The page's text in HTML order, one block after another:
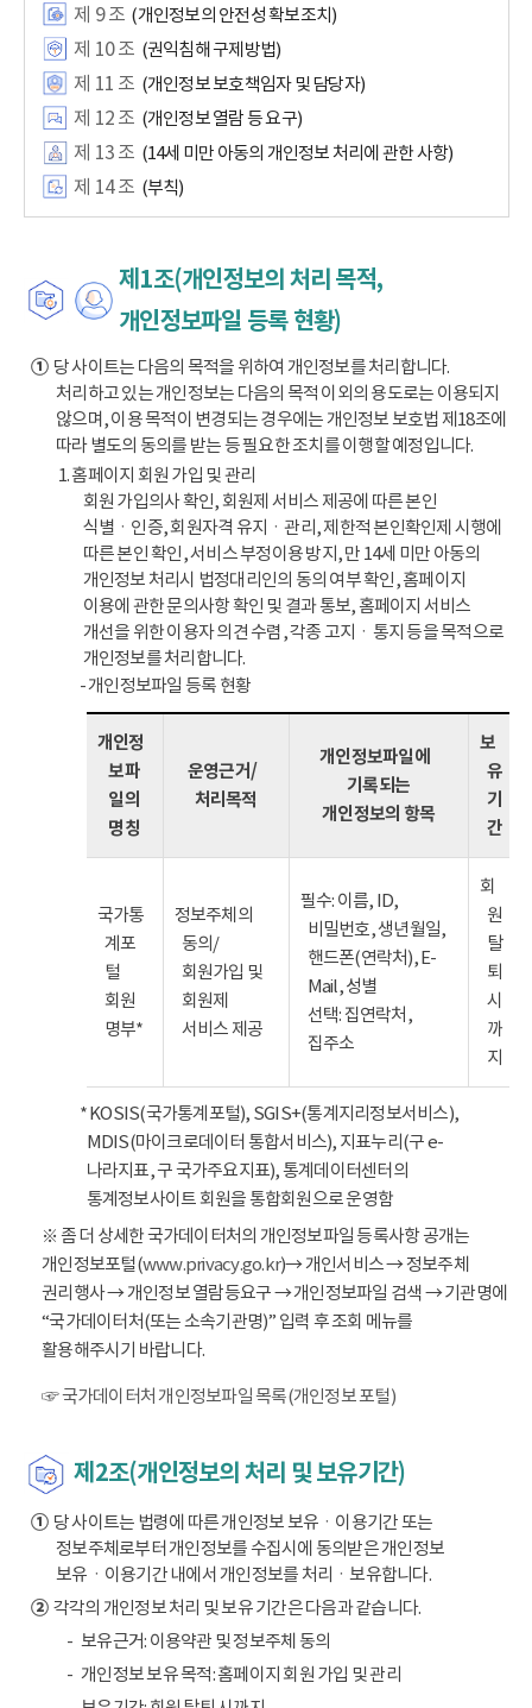
제 9 조 (개인정보의 안전성 확보조치)
제 10 조 (권익침해 구제방법)
제 11 조 (개인정보 보호책임자 및 담당자)
제 12 조 (개인정보 열람 등 요구)
제 13 조 (14세 미만 아동의 개인정보 처리에 관한 사항)
제 14 조 (부칙)
제1조(개인정보의 처리 목적,
개인정보파일 등록 현황)
①당 사이트는 다음의 목적을 위하여 개인정보를 처리합니다.
처리하고 있는 개인정보는 다음의 목적 이외의 용도로는 이용되지
않으며, 이용 목적이 변경되는 경우에는 개인정보 보호법 제18조에
따라 별도의 동의를 받는 등 필요한 조치를 이행할 예정입니다.
1. 홈페이지 회원 가입 및 관리
회원 가입의사 확인, 회원제 서비스 제공에 따른 본인
식별ㆍ인증, 회원자격 유지ㆍ관리, 제한적 본인확인제 시행에
따른 본인 확인, 서비스 부정이용 방지, 만 14세 미만 아동의
개인정보 처리시 법정대리인의 동의 여부 확인, 홈페이지
이용에 관한 문의사항 확인 및 결과 통보, 홈페이지 서비스
개선을 위한 이용자 의견 수렴, 각종 고지ㆍ통지 등을 목적으로
개인정보를 처리합니다.
- 개인정보파일 등록 현황
개인정
보파
일의
명칭
운영근거/
처리목적
개인정보파일에
기록되는
개인정보의 항목
보
유
기
간
국가통
계포
털
회원
명부*
정보주체의
동의/
회원가입 및
회원제
서비스 제공
필수: 이름, ID,
비밀번호, 생년월일,
핸드폰(연락처), E-
Mail, 성별
선택: 집연락처,
집주소
회
원
탈
퇴
시
까
지
* KOSIS(국가통계포털), SGIS+(통계지리정보서비스),
MDIS(마이크로데이터 통합서비스), 지표누리(구 e-
나라지표, 구 국가주요지표), 통계데이터센터의
통계정보사이트 회원을 통합회원으로 운영함
※ 좀 더 상세한 국가데이터처의 개인정보파일 등록사항 공개는
개인정보포털(www.privacy.go.kr)→ 개인서비스 → 정보주체
권리행사 → 개인정보 열람등요구 → 개인정보파일 검색 → 기관명에
“국가데이터처(또는 소속기관명)” 입력 후 조회 메뉴를
활용해주시기 바랍니다.
☞ 국가데이터처 개인정보파일 목록(개인정보 포털)
제2조(개인정보의 처리 및 보유기간)
①당 사이트는 법령에 따른 개인정보 보유ㆍ이용기간 또는
정보주체로부터 개인정보를 수집시에 동의받은 개인정보
보유ㆍ이용기간 내에서 개인정보를 처리ㆍ보유합니다.
②각각의 개인정보 처리 및 보유 기간은 다음과 같습니다.
보유근거: 이용약관 및 정보주체 동의
개인정보 보유 목적: 홈페이지 회원 가입 및 관리